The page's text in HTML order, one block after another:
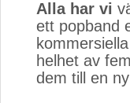
Alla har vi
ett popband
helhet av
dem till en